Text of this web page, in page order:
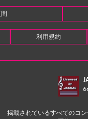
利用規約
掲載されているすべてのコ